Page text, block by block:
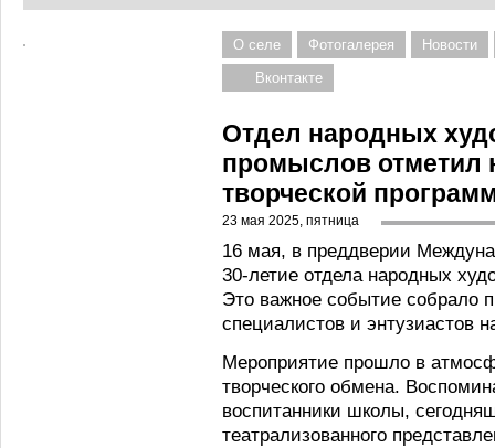
О селе Фотогалерея
Новости
Вконтакте
Отдел народных
промыслов отметил
творческой
23 мая 2025, пятница
16 мая, в преддверии
30-летие отдела народных
Это важное событие собрало
специалистов и энтузиастов
Мероприятие прошло в
творческого обмена.
воспитанники школы,
театрализованного